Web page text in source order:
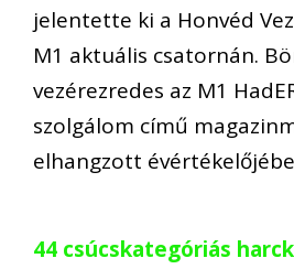
jelentette ki a Honvéd
M1 aktuális csatornán.
vezérezredes az M1
szolgálom című
elhangzott
44 csúcskategóriás